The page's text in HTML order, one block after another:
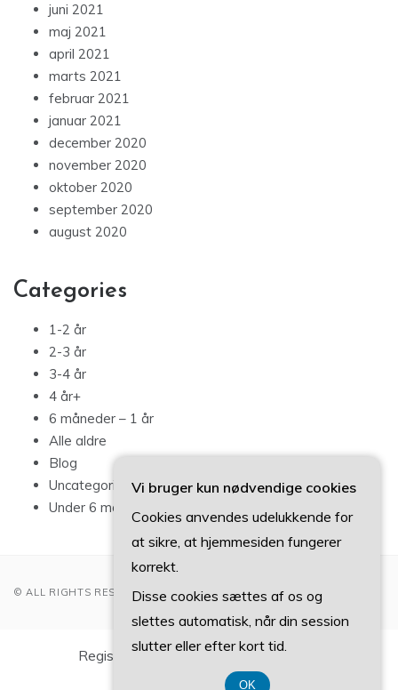
juni 2021
maj 2021
april 2021
marts 2021
februar 2021
januar 2021
december 2020
november 2020
oktober 2020
september 2020
august 2020
Categories
1-2 år
2-3 år
3-4 år
4 år+
6 måneder – 1 år
Alle aldre
Blog
Uncategorized
Under 6 måneder
© ALL RIGHTS RESERVED 2022
Registreringsnummer DK 37 40 77 39
Vi bruger kun nødvendige cookies
Cookies anvendes udelukkende for
at sikre, at hjemmesiden fungerer
korrekt.
Disse cookies sættes af os og
slettes automatisk, når din session
slutter eller efter kort tid.
OK